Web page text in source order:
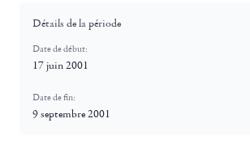
Détails de la période
Date de début:
17 juin 2001
Date de fin:
9 septembre 2001